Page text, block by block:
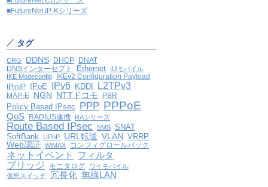
■FutureNet IP-Kシリーズ
タグ
CRG DDNS DHCP DNAT
DNSインターセプト Ethernet
IIJモバイル
IKE Modeconfig
IKEv2 Configuration Payload
IPinIP
IPoE IPv6 KDDI L2TPv3
MAP-E NGN NTTドコモ PBR
Policy Based IPsec PPP PPPoE
QoS RADIUS連携 RAシリーズ
Route Based IPsec SMS SNAT
SoftBank UPnP URL転送 VLAN VRRP
Web認証
WiMAX コンフィグロールバック
ネットイベント
フィルタ
ブリッジ
モニタログ
ワイモバイル
仮想スイッチ
冗長化 無線LAN